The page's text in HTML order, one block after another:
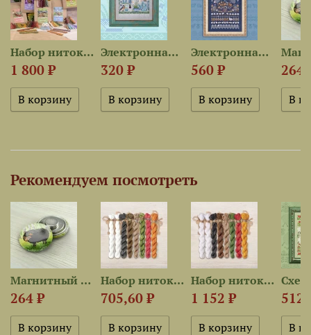
Набор ниток сюрприз «Сова в...
1 800 ₽
Электронная схема «Садовая...
320 ₽
Электронная схема «Раз...
560 ₽ 264
Рекомендуем посмотреть
Магнитный держатель «Чёрная...
264 ₽
Набор ниток OwlForest для...
705,60 ₽
Набор ниток OwlForest для...
1 152 ₽ 512